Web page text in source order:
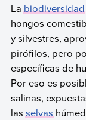
Labiodiversidad
hongos
y silvestres,
pirófilos, pero
específicas de
Por eso es
salinas,
lasselvas